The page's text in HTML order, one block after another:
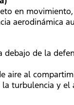
en
aerodinámica
debajo de la
aire al
turbulencia y el